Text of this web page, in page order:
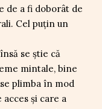
de a fi doborât de
Cel puțin un
se știe că
mintale, bine
plimba în mod
și care a